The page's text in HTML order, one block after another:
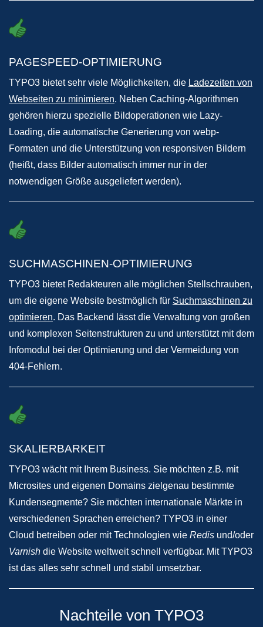
PAGESPEED-OPTIMIERUNG
TYPO3 bietet sehr viele Möglichkeiten, die Ladezeiten von
Webseiten zu minimieren. Neben Caching-Algorithmen
gehören hierzu spezielle Bildoperationen wie Lazy-
Loading, die automatische Generierung von webp-
Formaten und die Unterstützung von responsiven Bildern
(heißt, dass Bilder automatisch immer nur in der
notwendigen Größe ausgeliefert werden).
SUCHMASCHINEN-OPTIMIERUNG
TYPO3 bietet Redakteuren alle möglichen Stellschrauben,
um die eigene Website bestmöglich für Suchmaschinen zu
optimieren. Das Backend lässt die Verwaltung von großen
und komplexen Seitenstrukturen zu und unterstützt mit dem
Infomodul bei der Optimierung und der Vermeidung von
404-Fehlern.
SKALIERBARKEIT
TYPO3 wächt mit Ihrem Business. Sie möchten z.B. mit
Microsites und eigenen Domains zielgenau bestimmte
Kundensegmente? Sie möchten internationale Märkte in
verschiedenen Sprachen erreichen? TYPO3 in einer
Cloud betreiben oder mit Technologien wie Redis und/oder
Varnish die Website weltweit schnell verfügbar. Mit TYPO3
ist das alles sehr schnell und stabil umsetzbar.
Nachteile von TYPO3